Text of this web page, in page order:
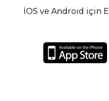
İOS ve Android için